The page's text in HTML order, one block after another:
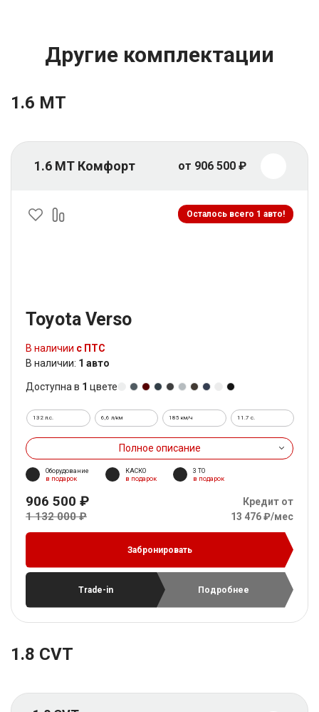
Другие комплектации
1.6 МТ
1.6 МТ Комфорт от 906 500 ₽
Осталось всего 1 авто!
Toyota Verso
В наличии с ПТС
В наличии: 1 авто
Доступна в 1 цвете
132 л.с. 6,6 л/км 185 км/ч 11.7 c.
Полное описание
Оборудование
в подарок
КАСКО
в подарок
3 ТО
в подарок
906 500 ₽
1 132 000 ₽
Кредит от
13 476 ₽/мес
Забронировать
Trade-in Подробнее
1.8 CVT